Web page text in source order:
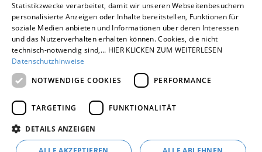
Weitere Informationen finden Sie in unserer
Datenschutzerklärung.
Cookie-Einstellungen öffnen
Statistikzwecke verarbeitet, damit wir unseren Webseitenbesuchern
personalisierte Anzeigen oder Inhalte bereitstellen, Funktionen für
soziale Medien anbieten und Informationen über deren Interessen
und das Nutzerverhalten erhalten können. Cookies, die nicht
technisch-notwendig sind,... HIER KLICKEN ZUM WEITERLESEN
Datenschutzhinweise
NOTWENDIGE COOKIES
PERFORMANCE
TARGETING FUNKTIONALITÄT
DETAILS ANZEIGEN